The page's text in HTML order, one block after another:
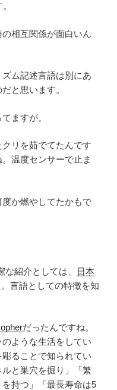
相互関係が面白いん
ム記述言語は別にあ
と思います。
ますが。
リを茹でてたんです
温度センサーで止ま
か燃やしてたかもで
紹介としては、
日本
言語としての特徴を知
だったんですね。
ような生活をしてい
ることで知られてい
と巣穴を掘り」「繁
持つ」「最長寿命は5